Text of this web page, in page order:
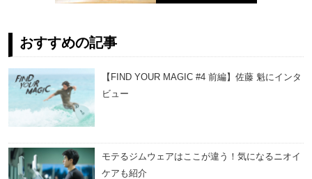
おすすめの記事
【FIND YOUR MAGIC #4 前編】佐藤 魁にインタ
ビュー
モテるジムウェアはここが違う！気になるニオイ
ケアも紹介